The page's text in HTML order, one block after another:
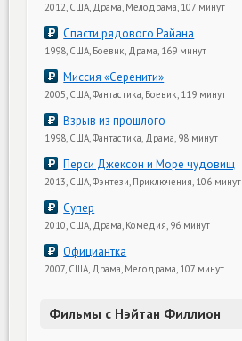
2012, США, Драма, Мелодрама, 107 минут
Спасти рядового Райана
1998, США, Боевик, Драма, 169 минут
Миссия «Серенити»
2005, США, Фантастика, Боевик, 119 минут
Взрыв из прошлого
1998, США, Фантастика, Драма, 98 минут
Перси Джексон и Море чудовищ
2013, США, Фэнтези, Приключения, 106 минут
Супер
2010, США, Драма, Комедия, 96 минут
Официантка
2007, США, Драма, Мелодрама, 107 минут
Фильмы с Нэйтан Филлион